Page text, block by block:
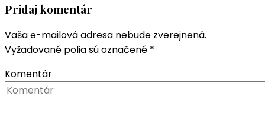
Pridaj komentár
Vaša e-mailová adresa nebude zverejnená.
Vyžadované polia sú označené *
Komentár